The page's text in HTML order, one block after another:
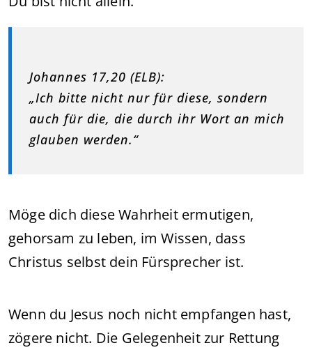
Johannes 17,20 (ELB):
„Ich bitte nicht nur für diese, sondern
auch für die, die durch ihr Wort an mich
glauben werden.“
Möge dich diese Wahrheit ermutigen,
gehorsam zu leben, im Wissen, dass
Christus selbst dein Fürsprecher ist.
Wenn du Jesus noch nicht empfangen hast,
zögere nicht. Die Gelegenheit zur Rettung